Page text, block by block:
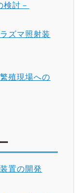
検討－
ズマ照射装
殖現場への
置の開発